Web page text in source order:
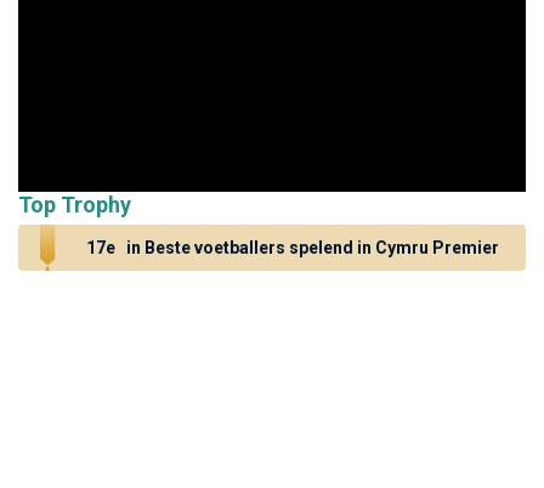
Top Trophy
17e in Beste voetballers spelend in Cymru Premier